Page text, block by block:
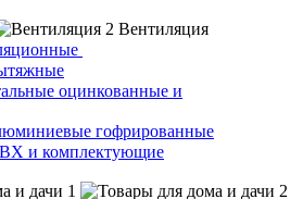
Вентиляция
оцинкованные и
гофрированные
и комплектующие